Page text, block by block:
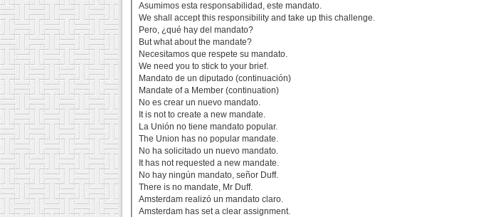
Asumimos esta responsabilidad, este mandato.
We shall accept this responsibility and take up this challenge.
Pero, ¿qué hay del mandato?
But what about the mandate?
Necesitamos que respete su mandato.
We need you to stick to your brief.
Mandato de un diputado (continuación)
Mandate of a Member (continuation)
No es crear un nuevo mandato.
It is not to create a new mandate.
La Unión no tiene mandato popular.
The Union has no popular mandate.
No ha solicitado un nuevo mandato.
It has not requested a new mandate.
No hay ningún mandato, señor Duff.
There is no mandate, Mr Duff.
Amsterdam realizó un mandato claro.
Amsterdam has set a clear assignment.